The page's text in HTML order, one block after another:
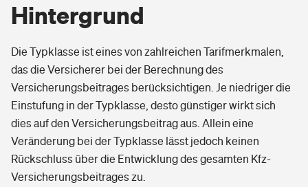
Hintergrund
Die Typklasse ist eines von zahlreichen Tarifmerkmalen,
das die Versicherer bei der Berechnung des
Versicherungsbeitrages berücksichtigen. Je niedriger die
Einstufung in der Typklasse, desto günstiger wirkt sich
dies auf den Versicherungsbeitrag aus. Allein eine
Veränderung bei der Typklasse lässt jedoch keinen
Rückschluss über die Entwicklung des gesamten Kfz-
Versicherungsbeitrages zu.